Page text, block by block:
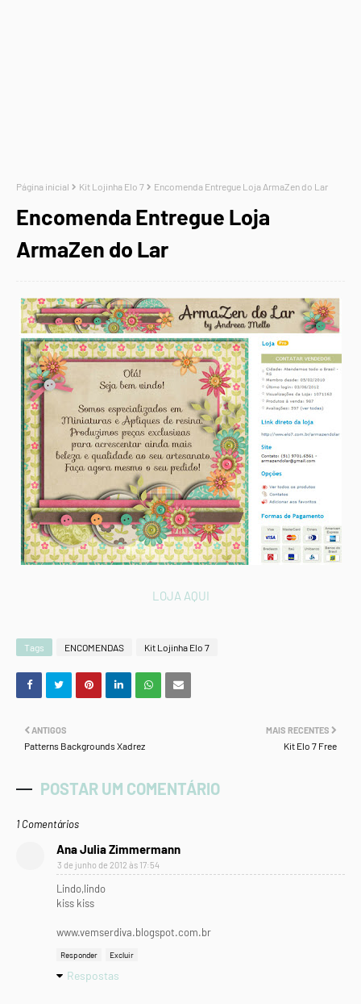
Página inicial Kit Lojinha Elo 7 Encomenda Entregue Loja ArmaZen do Lar
Encomenda Entregue Loja
ArmaZen do Lar
LOJA AQUI
Tags ENCOMENDAS Kit Lojinha Elo 7
MAIS RECENTES
Kit Elo 7 Free
ANTIGOS
Patterns Backgrounds Xadrez
POSTAR UM COMENTÁRIO
1 Comentários
Ana Julia Zimmermann
3 de junho de 2012 às 17:54
Lindo,lindo
kiss kiss
www.vemserdiva.blogspot.com.br
Responder Excluir
Respostas